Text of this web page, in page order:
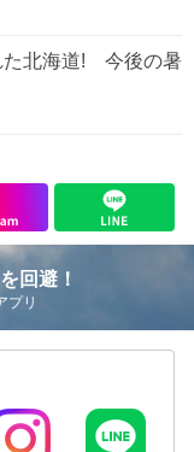
た北海道! 今後の暑
回避！
プリ